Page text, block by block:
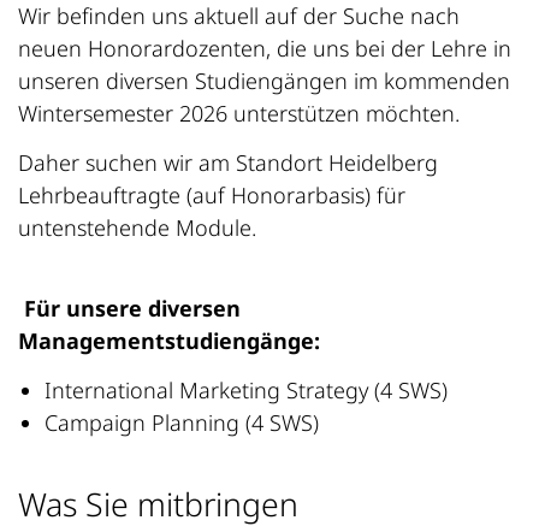
Wir befinden uns aktuell auf der Suche nach
neuen Honorardozenten, die uns bei der Lehre in
unseren diversen Studiengängen im kommenden
Wintersemester 2026 unterstützen möchten.
Daher suchen wir am Standort Heidelberg
Lehrbeauftragte (auf Honorarbasis) für
untenstehende Module.
Für unsere diversen
Managementstudiengänge:
International Marketing Strategy (4 SWS)
Campaign Planning (4 SWS)
Was Sie mitbringen